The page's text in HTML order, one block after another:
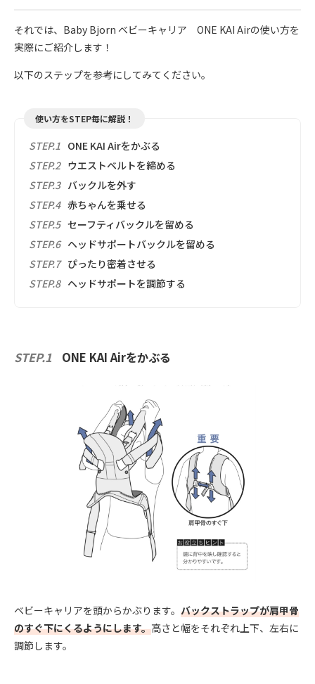
それでは、Baby Bjorn ベビーキャリア ONE KAI Airの使い方を
実際にご紹介します！
以下のステップを参考にしてみてください。
使い方をSTEP毎に解説！
STEP.1 ONE KAI Airをかぶる
STEP.2 ウエストベルトを締める
STEP.3 バックルを外す
STEP.4 赤ちゃんを乗せる
STEP.5 セーフティバックルを留める
STEP.6 ヘッドサポートバックルを留める
STEP.7 ぴったり密着させる
STEP.8 ヘッドサポートを調節する
STEP.1 ONE KAI Airをかぶる
ベビーキャリアを頭からかぶります。 バックストラップが肩甲骨
のすぐ下にくるようにします。高さと幅をそれぞれ上下、左右に
調節します。